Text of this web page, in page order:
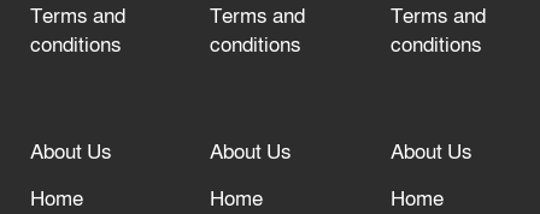
Terms and
conditions
Terms and
conditions
Terms and
conditions
About Us
Home
About Us
Home
About Us
Home